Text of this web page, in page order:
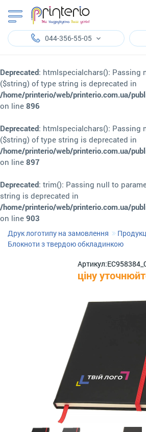
Deprecated: htmlspecialchars(): Passing
($string) of type string is deprecated in
/home/printerio/web/printerio.com.ua/
on line 896
Deprecated: htmlspecialchars(): Passing
($string) of type string is deprecated in
/home/printerio/web/printerio.com.ua/
on line 897
Deprecated: trim(): Passing null to
string is deprecated in
/home/printerio/web/printerio.com.ua/
on line 903
044-356-55-05
Друк логотипу на замовлення
Блокноти з твердою обкладинкою
Артикул:
ціну